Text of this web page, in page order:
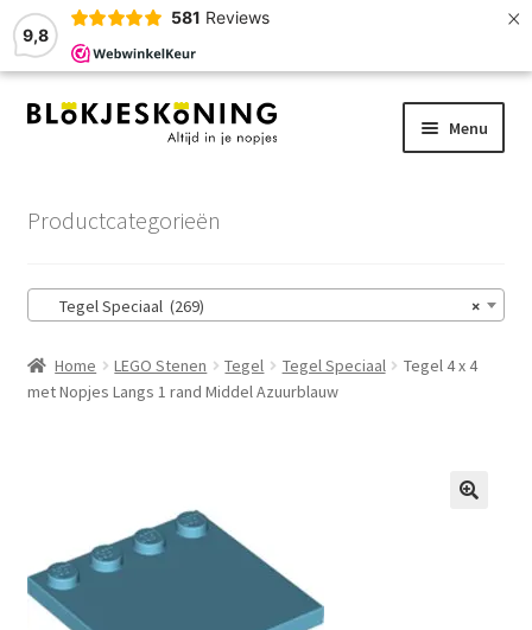
9,8
581 Reviews ×
Ga
Ga
Menu
Winkelmand
Afrekenen
Productcategorieën
×
Tegel Speciaal (269)
Home LEGO Stenen Tegel Tegel Speciaal
Tegel 4 x 4
met Nopjes Langs 1 rand Middel Azuurblauw